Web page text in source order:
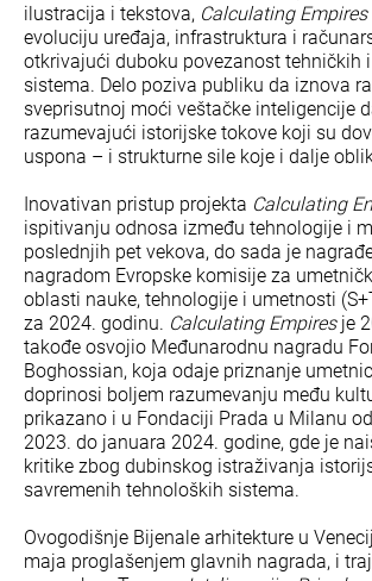
ilustracija i tekstova, Calculating Empires
evoluciju uređaja, infrastruktura i
otkrivajući duboku povezanost tehničkih
sistema. Delo poziva publiku da iznova
sveprisutnoj moći veštačke inteligencije
razumevajući istorijske tokove koji su
uspona – i strukturne sile koje i dalje
Inovativan pristup projekta Calculating
ispitivanju odnosa između tehnologije i
poslednjih pet vekova, do sada je
nagradom Evropske komisije za
oblasti nauke, tehnologije i umetnosti
za 2024. godinu. Calculating Empiresje
takođe osvojio Međunarodnu nagradu
Boghossian, koja odaje priznanje
doprinosi boljem razumevanju među
prikazano i u Fondaciji Prada u Milanu
2023. do januara 2024. godine, gde je
kritike zbog dubinskog istraživanja
savremenih tehnoloških sistema.
Ovogodišnje Bijenale arhitekture u
maja proglašenjem glavnih nagrada, i